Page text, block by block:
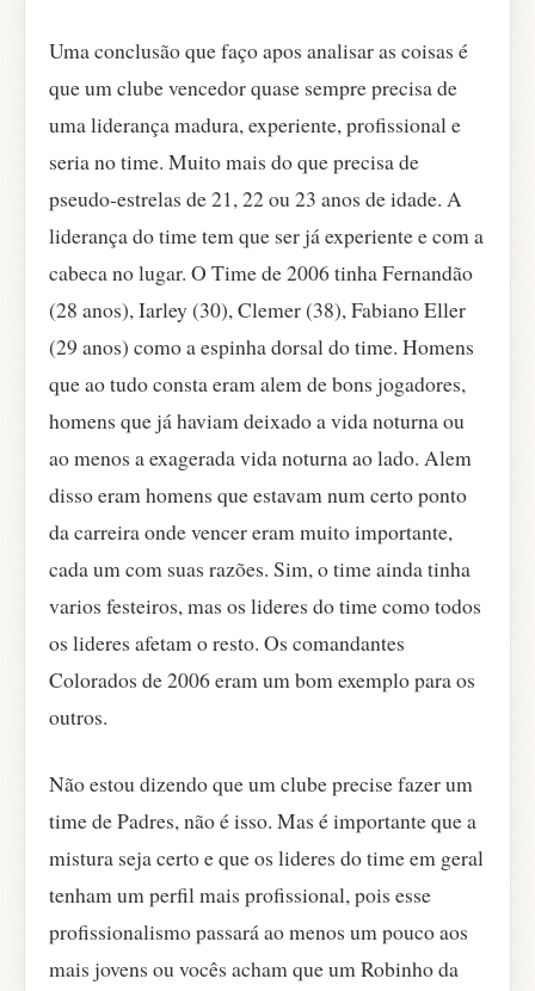
Uma conclusão que faço apos analisar as coisas é
que um clube vencedor quase sempre precisa de
uma liderança madura, experiente, profissional e
seria no time. Muito mais do que precisa de
pseudo-estrelas de 21, 22 ou 23 anos de idade. A
liderança do time tem que ser já experiente e com a
cabeca no lugar. O Time de 2006 tinha Fernandão
(28 anos), Iarley (30), Clemer (38), Fabiano Eller
(29 anos) como a espinha dorsal do time. Homens
que ao tudo consta eram alem de bons jogadores,
homens que já haviam deixado a vida noturna ou
ao menos a exagerada vida noturna ao lado. Alem
disso eram homens que estavam num certo ponto
da carreira onde vencer eram muito importante,
cada um com suas razões. Sim, o time ainda tinha
varios festeiros, mas os lideres do time como todos
os lideres afetam o resto. Os comandantes
Colorados de 2006 eram um bom exemplo para os
outros.
Não estou dizendo que um clube precise fazer um
time de Padres, não é isso. Mas é importante que a
mistura seja certo e que os lideres do time em geral
tenham um perfil mais profissional, pois esse
profissionalismo passará ao menos um pouco aos
mais jovens ou vocês acham que um Robinho da